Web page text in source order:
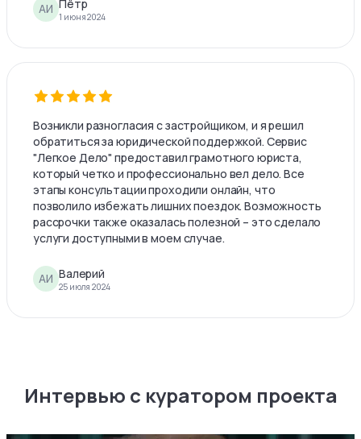
АИ Пётр
1 июня 2024
Возникли разногласия с застройщиком, и я решил
обратиться за юридической поддержкой. Сервис
"Легкое Дело" предоставил грамотного юриста,
который четко и профессионально вел дело. Все
этапы консультации проходили онлайн, что
позволило избежать лишних поездок. Возможность
рассрочки также оказалась полезной – это сделало
услуги доступными в моем случае.
АИ Валерий
25 июля 2024
Интервью с куратором проекта